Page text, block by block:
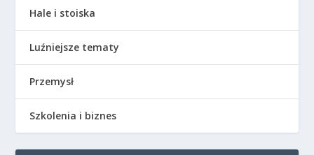
Hale i stoiska
Luźniejsze tematy
Przemysł
Szkolenia i biznes